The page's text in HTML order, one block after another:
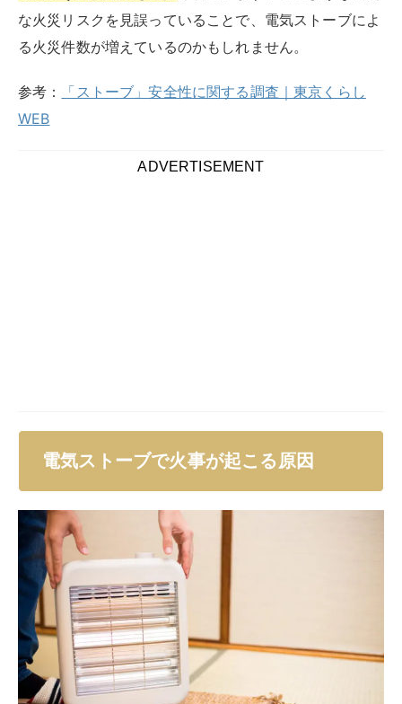
な火災リスクを見誤っていることで、電気ストーブによ
る火災件数が増えているのかもしれません。
参考：
「ストーブ」安全性に関する調査｜東京くらし
WEB
ADVERTISEMENT
電気ストーブで火事が起こる原因